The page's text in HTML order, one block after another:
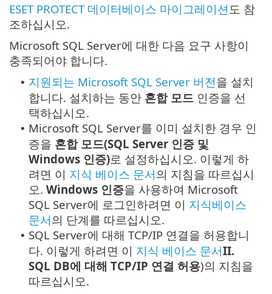
ESET PROTECT 데이터베이스 마이그레이션 도 참
조하십시오.
Microsoft SQL Server에 대한 다음 요구 사항이
충족되어야 합니다.
• 지원되는 Microsoft SQL Server 버전을 설치
합니다. 설치하는 동안 혼합 모드 인증을 선
택하십시오.
• Microsoft SQL Server를 이미 설치한 경우 인
증을 혼합 모드(SQL Server 인증 및
Windows 인증)로 설정하십시오. 이렇게 하
려면 이 지식 베이스 문서의 지침을 따르십시
오. Windows 인증을 사용하여 Microsoft
SQL Server에 로그인하려면 이 지식베이스
문서의 단계를 따르십시오.
• SQL Server에 대해 TCP/IP 연결을 허용합니
다. 이렇게 하려면 이 지식 베이스 문서II.
SQL DB에 대해 TCP/IP 연결 허용)의 지침을
따르십시오.